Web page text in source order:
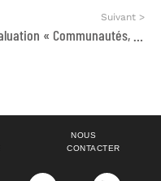
Suivant >
NOUS
CONTACTER